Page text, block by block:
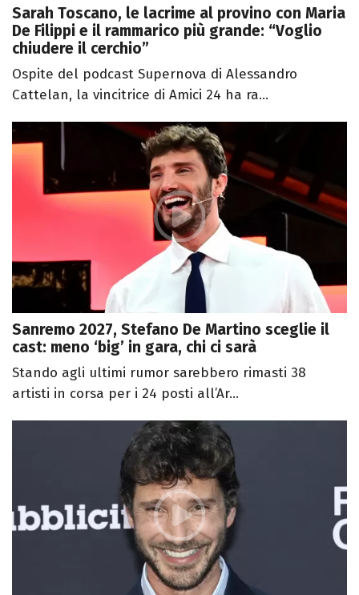
Sarah Toscano, le lacrime al provino con Maria
De Filippi e il rammarico più grande: “Voglio
chiudere il cerchio”
Ospite del podcast Supernova di Alessandro
Cattelan, la vincitrice di Amici 24 ha ra...
Sanremo 2027, Stefano De Martino sceglie il
cast: meno ‘big’ in gara, chi ci sarà
Stando agli ultimi rumor sarebbero rimasti 38
artisti in corsa per i 24 posti all’Ar...